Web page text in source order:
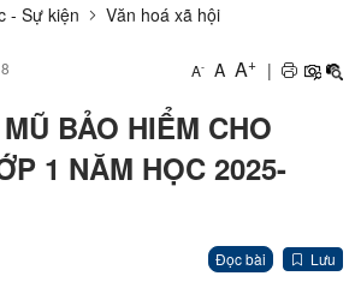
- Sự kiện Văn hoá xã hội
A- A A+ |
BẢO HIỂM CHO
1 NĂM HỌC 2025-
Đọc bài Lưu